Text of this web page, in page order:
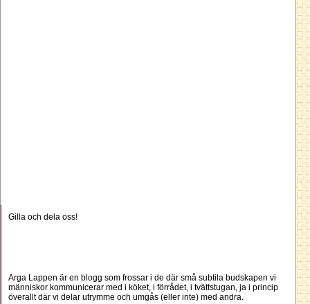
Gilla och dela oss!
Arga Lappen är en blogg som frossar i de där små subtila budskapen vi
människor kommunicerar med i köket, i förrådet, i tvättstugan, ja i princip
överallt där vi delar utrymme och umgås (eller inte) med andra.